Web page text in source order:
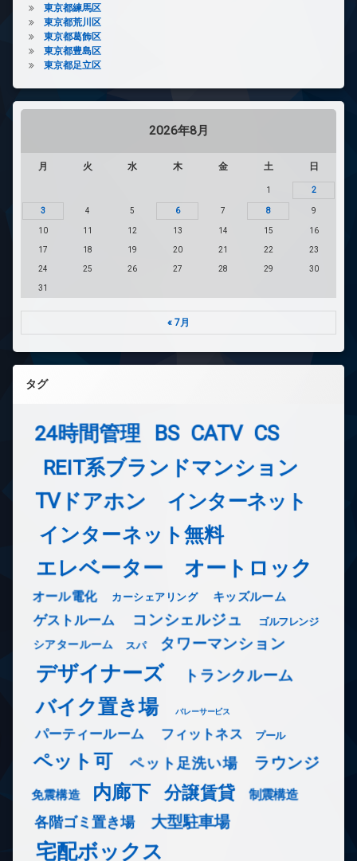
東京都練馬区
東京都荒川区
東京都葛飾区
東京都豊島区
東京都足立区
2026年8月
月 火 水 木 金 土 日
1 2
3 4 5 6 7 8 9
10 11 12 13 14 15 16
17 18 19 20 21 22 23
24 25 26 27 28 29 30
31
« 7月
タグ
24時間管理 BS CATV CS
REIT系ブランドマンション
TVドアホン インターネット
インターネット無料
エレベーター オートロック
オール電化 カーシェアリング キッズルーム
ゲストルーム コンシェルジュ ゴルフレンジ
シアタールーム スパ タワーマンション
デザイナーズ トランクルーム
バイク置き場 バレーサービス
パーティールーム フィットネス プール
ペット可 ペット足洗い場 ラウンジ
免震構造 内廊下 分譲賃貸 制震構造
各階ゴミ置き場 大型駐車場
宅配ボックス